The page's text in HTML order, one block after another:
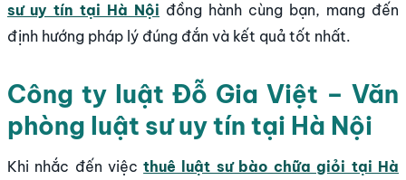
sư uy tín tại Hà Nội đồng hành cùng bạn, mang đến
định hướng pháp lý đúng đắn và kết quả tốt nhất.
Công ty luật Đỗ Gia Việt – Văn
phòng luật sư uy tín tại Hà Nội
Khi nhắc đến việcthuê luật sư bào chữa giỏi tại Hà